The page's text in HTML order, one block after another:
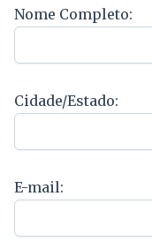
Nome Completo:
Cidade/Estado:
E-mail: